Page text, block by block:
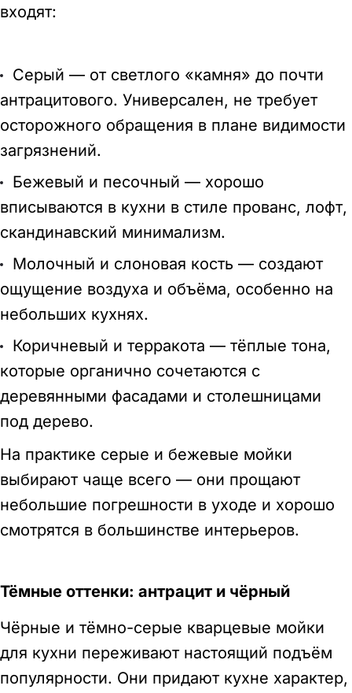
входят:
Серый — от светлого «камня» до почти
антрацитового. Универсален, не требует
осторожного обращения в плане видимости
загрязнений.
Бежевый и песочный — хорошо
вписываются в кухни в стиле прованс, лофт,
скандинавский минимализм.
Молочный и слоновая кость — создают
ощущение воздуха и объёма, особенно на
небольших кухнях.
Коричневый и терракота — тёплые тона,
которые органично сочетаются с
деревянными фасадами и столешницами
под дерево.
На практике серые и бежевые мойки
выбирают чаще всего — они прощают
небольшие погрешности в уходе и хорошо
смотрятся в большинстве интерьеров.
Тёмные оттенки: антрацит и чёрный
Чёрные и тёмно-серые кварцевые мойки
для кухни переживают настоящий подъём
популярности. Они придают кухне характер,